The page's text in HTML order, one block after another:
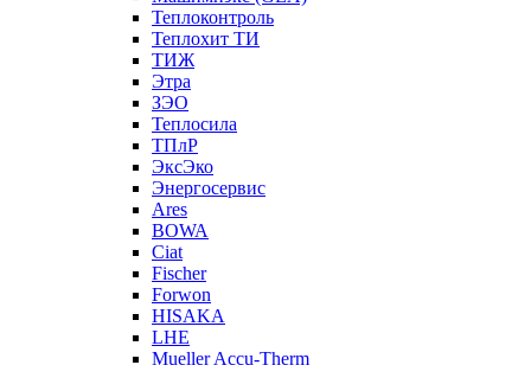
Теплоконтроль
Теплохит ТИ
ТИЖ
Этра
ЗЭО
Теплосила
ТПлР
ЭксЭко
Энергосервис
Ares
BOWA
Ciat
Fischer
Forwon
HISAKA
LHE
Mueller Accu-Therm